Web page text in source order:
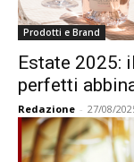
Prodotti e Brand
Estate 2025:
perfetti
Redazione - 27/08/